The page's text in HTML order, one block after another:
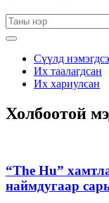
Сүүлд
Их таалагдсан
Их хариулсан
Холбоотой
“The Hu”
наймдугаар